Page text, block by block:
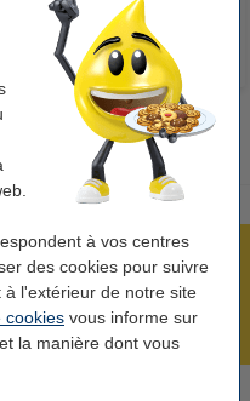
à vos centres
des cookies pour suivre
l'extérieur de notre site
cookies vous informe sur
la manière dont vous
!